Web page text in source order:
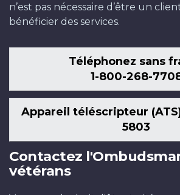
n’est pas nécessaire d’être un
bénéficier des services.
Téléphonez sans
1-800-268-
Appareil téléscripteur
5803
Contactez
vétérans